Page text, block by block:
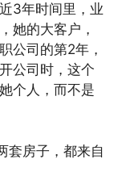
3年时间里，业
她的大客户，
公司的第2年，
公司时，这个
个人，而不是
套房子，都来自